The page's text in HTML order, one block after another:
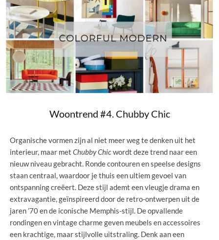
Woontrend #4. Chubby Chic
Organische vormen zijn al niet meer weg te denken uit het
interieur, maar met Chubby Chicwordt deze trend naar een
nieuw niveau gebracht. Ronde contouren en speelse designs
staan centraal, waardoor je thuis een ultiem gevoel van
ontspanning creëert. Deze stijl ademt een vleugje drama en
extravagantie, geïnspireerd door de retro-ontwerpen uit de
jaren ’70 en de iconische Memphis-stijl. De opvallende
rondingen en vintage charme geven meubels en accessoires
een krachtige, maar stijlvolle uitstraling. Denk aan een